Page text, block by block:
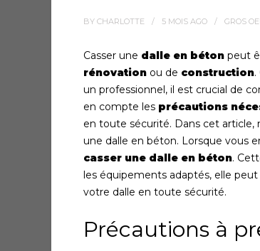
BY CHARLOTTE 5 MOIS AGO GROS
Casser une dalle en béton peut
rénovation ou de construction
un professionnel, il est crucial de
en compte les précautions
en toute sécurité. Dans cet article,
une dalle en béton. Lorsque vous
casser une dalle en béton.
les équipements adaptés, elle
votre dalle en toute sécurité.
Précautions à